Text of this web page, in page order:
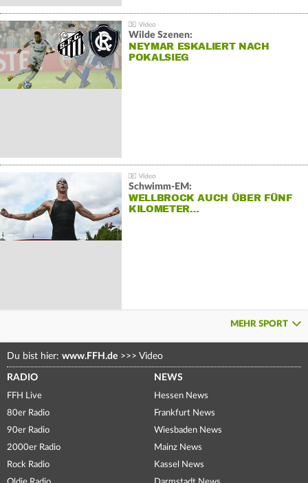
Wilde Szenen:
NEYMAR ESKALIERT NACH
POKALSIEG
Schwimm-EM:
WELLBROCK AUCH ÜBER FÜNF
KILOMETER…
MEHR SPORT
Du bist hier: www.FFH.de >>> Video
RADIO
FFH Live
80er Radio
90er Radio
2000er Radio
Rock Radio
NEWS
Hessen News
Frankfurt News
Wiesbaden News
Mainz News
Kassel News